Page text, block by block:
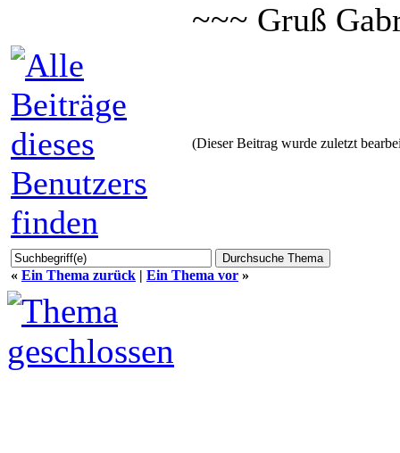
~~~ Gruß
(Dieser Beitrag wurde zuletzt
« Ein Thema zurück | Ein Thema vor »